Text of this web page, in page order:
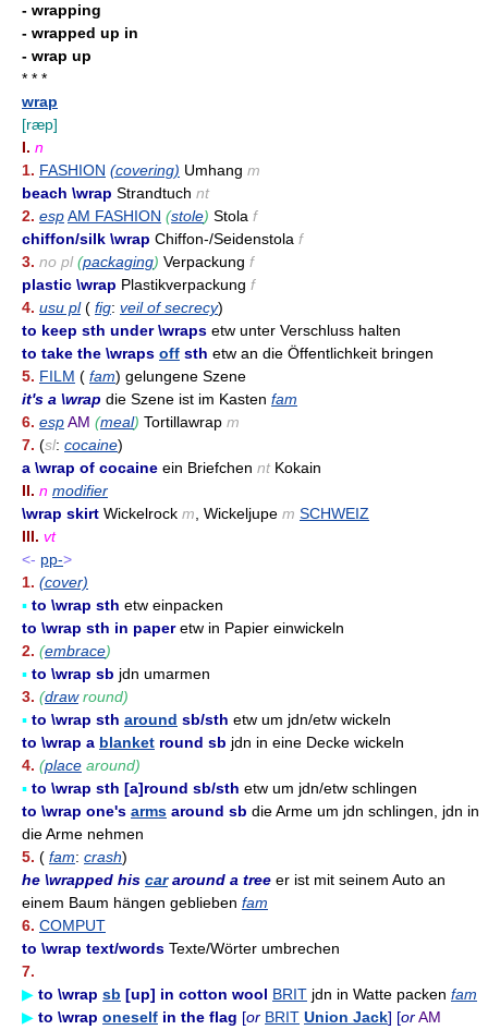
- wrapping
- wrapped up in
- wrap up
* * *
wrap
[ræp]
I. n
1. FASHION (covering) Umhang m
beach \wrap Strandtuch nt
2. espAM FASHION (stole) Stola f
chiffon/silk \wrap Chiffon-/Seidenstola f
3. no pl (packaging) Verpackung f
plastic \wrap Plastikverpackung f
4. usu pl( fig: veil of secrecy)
to keep sth under \wraps etw unter Verschluss halten
to take the \wraps off sth etw an die Öffentlichkeit bringen
5. FILM ( fam) gelungene Szene
it's a \wrap die Szene ist im Kasten fam
6. espAM (meal) Tortillawrap m
7. (sl: cocaine)
a \wrap of cocaine ein Briefchen nt Kokain
II. n modifier
\wrap skirt Wickelrock m , Wickeljupe m SCHWEIZ
III. vt
<- pp->
1. (cover)
▪ to \wrap sth etw einpacken
to \wrap sth in paperetw in Papier einwickeln
2. (embrace)
▪ to \wrap sb jdn umarmen
3. (drawround)
▪ to \wrap sth around sb/sth etw um jdn/etw wickeln
to \wrap a blanket round sb jdn in eine Decke wickeln
4. (place around)
▪ to \wrap sth [a]round sb/sth etw um jdn/etw schlingen
to \wrap one's arms around sb die Arme um jdn schlingen, jdn in
die Arme nehmen
5. ( fam: crash)
he \wrapped his cararound a tree er ist mit seinem Auto an
einem Baum hängen geblieben fam
6. COMPUT
to \wrap text/words Texte/Wörter umbrechen
7.
▶ to \wrap sb [up] in cotton wool BRIT jdn in Watte packen fam
▶ to \wrap oneself in the flag [or BRIT Union Jack] [orAM